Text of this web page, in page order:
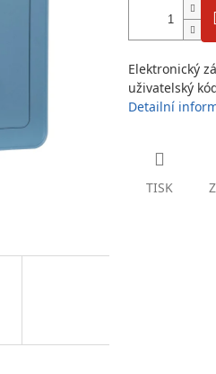
Elektronický
uživatelský
Detailní
TISK